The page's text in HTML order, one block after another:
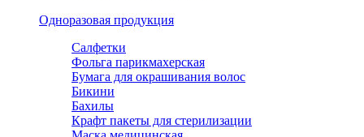
Одноразовая продукция
Салфетки
Фольга парикмахерская
Бумага для окрашивания волос
Бикини
Бахилы
Крафт пакеты для стерилизации